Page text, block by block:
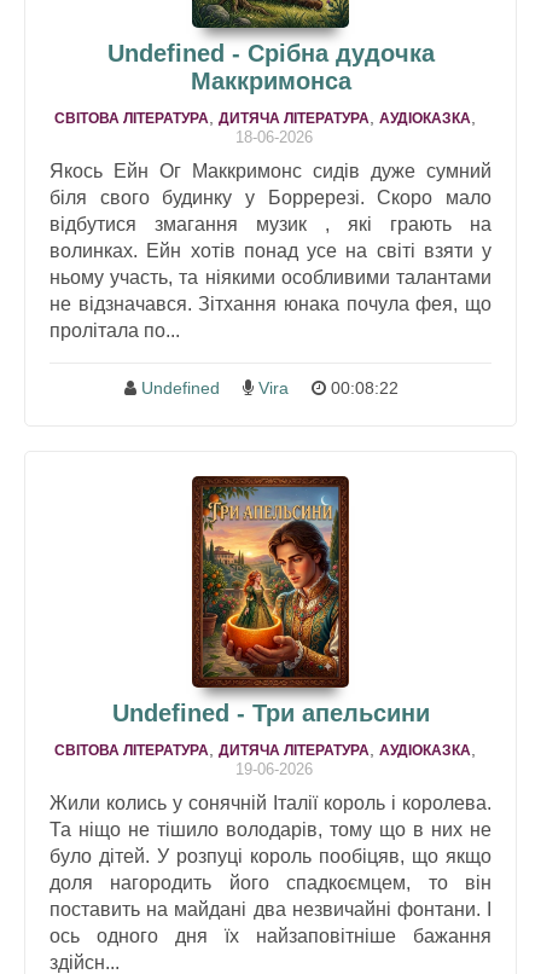
Undefined - Срібна дудочка
Маккримонса
СВІТОВА ЛІТЕРАТУРА ДИТЯЧА ЛІТЕРАТУРА АУДІОКАЗКА
18-06-2026
Якось Ейн Ог Маккримонс сидів дуже сумний
біля свого будинку у Борререзі. Скоро мало
відбутися змагання музик , які грають на
волинках. Ейн хотів понад усе на світі взяти у
ньому участь, та ніякими особливими талантами
не відзначався. Зітхання юнака почула фея, що
пролітала по...
Undefined Vira 00:08:22
Undefined - Три апельсини
СВІТОВА ЛІТЕРАТУРА ДИТЯЧА ЛІТЕРАТУРА АУДІОКАЗКА
19-06-2026
Жили колись у сонячній Італії король і королева.
Та ніщо не тішило володарів, тому що в них не
було дітей. У розпуці король пообіцяв, що якщо
доля нагородить його спадкоємцем, то він
поставить на майдані два незвичайні фонтани. І
ось одного дня їх найзаповітніше бажання
здійсн...